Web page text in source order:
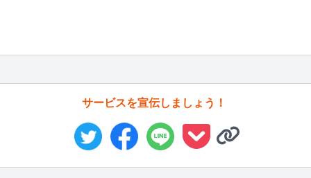
サービスを宣伝しましょう！